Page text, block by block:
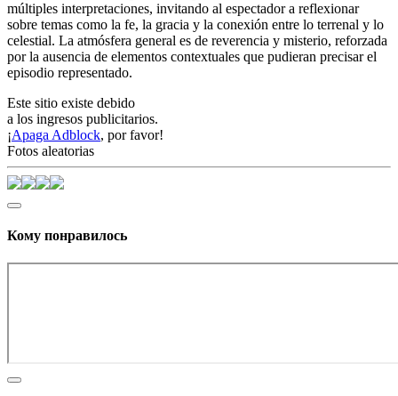
múltiples interpretaciones, invitando al espectador a reflexionar
sobre temas como la fe, la gracia y la conexión entre lo terrenal y lo
celestial. La atmósfera general es de reverencia y misterio, reforzada
por la ausencia de elementos contextuales que pudieran precisar el
episodio representado.
Este sitio existe debido
a los ingresos publicitarios.
¡Apaga Adblock, por favor!
Fotos aleatorias
Кому понравилось